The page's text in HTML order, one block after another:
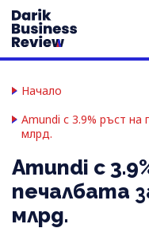
Начало
Amundi с 3.9% ръст на
млрд.
Amundi с
печалбата
млрд.